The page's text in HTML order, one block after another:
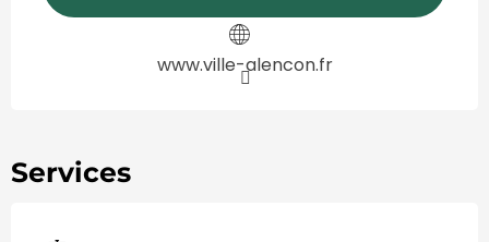
www.ville-alencon.fr
Services